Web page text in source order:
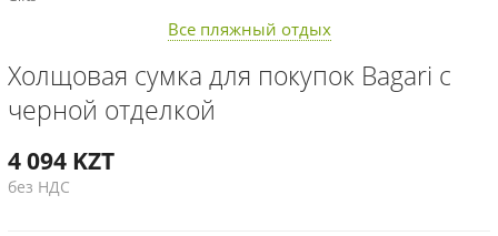
Все пляжный отдых
Холщовая сумка для покупок Bagari с
черной отделкой
4 094 KZT
без НДС